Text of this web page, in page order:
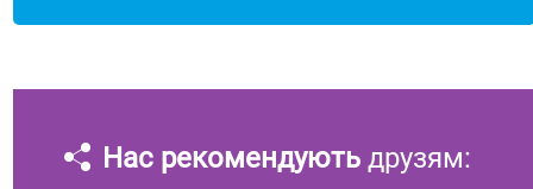
Нас рекомендуютьдрузям: